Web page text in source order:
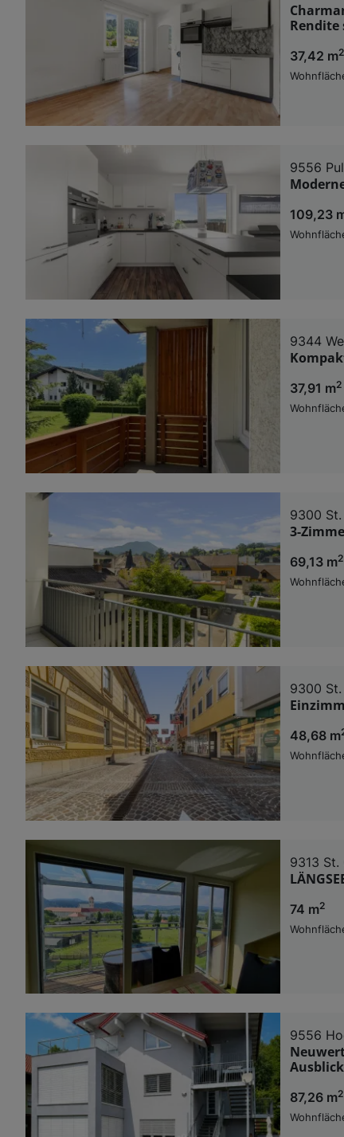
Rendite
37,42 m2
9556
109,23
9344
37,91 m2
9300
3-
69,13 m2
9300
48,68 m
9313 St.
74 m2
9556
87,26 m2